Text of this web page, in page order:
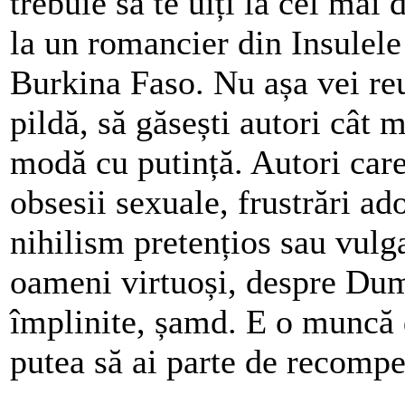
la un romancier din
Burkina Faso. Nu așa vei
pildă, să găsești autori cât
modă cu putință. Autori
obsesii sexuale, frustrări
nihilism pretențios sau
oameni virtuoși, despre
împlinite, șamd. E o
putea să ai parte de